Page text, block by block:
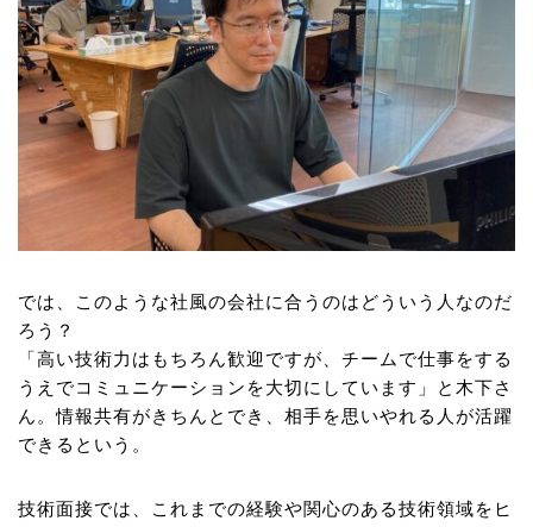
では、このような社風の会社に合うのはどういう人なのだ
ろう？
「高い技術力はもちろん歓迎ですが、チームで仕事をする
うえでコミュニケーションを大切にしています」と木下さ
ん。情報共有がきちんとでき、相手を思いやれる人が活躍
できるという。
技術面接では、これまでの経験や関心のある技術領域をヒ